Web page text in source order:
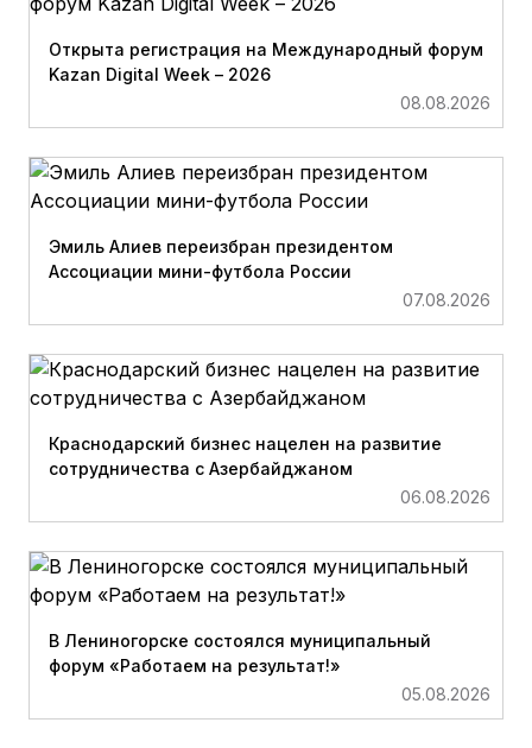
Открыта регистрация на Международный форум
Kazan Digital Week – 2026
08.08.2026
Эмиль Алиев переизбран президентом
Ассоциации мини-футбола России
07.08.2026
Краснодарский бизнес нацелен на развитие
сотрудничества с Азербайджаном
06.08.2026
В Лениногорске состоялся муниципальный
форум «Работаем на результат!»
05.08.2026